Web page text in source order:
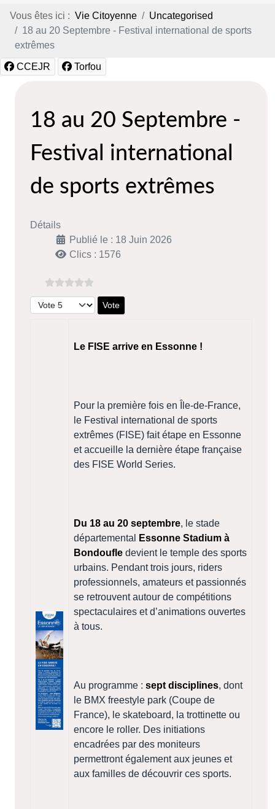
Vous êtes ici : Vie Citoyenne
Uncategorised
18 au 20 Septembre - Festival international de sports
extrêmes
CCEJR Torfou
18 au 20 Septembre -
Festival international
de sports extrêmes
Détails
Publié le : 18 Juin 2026
Clics : 1576
Veuillez voter
Le FISE arrive en Essonne !
Pour la première fois en Île-de-France,
le Festival international de sports
extrêmes (FISE) fait étape en Essonne
et accueille la dernière étape française
des FISE World Series.
Du 18 au 20 septembre, le stade
départemental
Essonne Stadium à
Bondoufle devient le temple des sports
urbains. Pendant trois jours, riders
professionnels, amateurs et passionnés
se retrouvent autour de compétitions
spectaculaires et d’animations ouvertes
à tous.
Au programme : sept disciplines, dont
le BMX freestyle park (Coupe de
France), le skateboard, la trottinette ou
encore le roller. Des initiations
encadrées par des moniteurs
permettront également aux jeunes et
aux familles de découvrir ces sports.